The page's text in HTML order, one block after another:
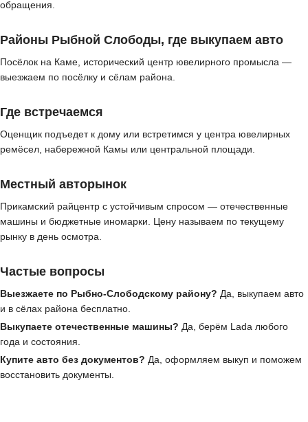
обращения.
Районы Рыбной Слободы, где выкупаем авто
Посёлок на Каме, исторический центр ювелирного промысла —
выезжаем по посёлку и сёлам района.
Где встречаемся
Оценщик подъедет к дому или встретимся у центра ювелирных
ремёсел, набережной Камы или центральной площади.
Местный авторынок
Прикамский райцентр с устойчивым спросом — отечественные
машины и бюджетные иномарки. Цену называем по текущему
рынку в день осмотра.
Частые вопросы
Выезжаете по Рыбно-Слободскому району? Да, выкупаем авто
и в сёлах района бесплатно.
Выкупаете отечественные машины? Да, берём Lada любого
года и состояния.
Купите авто без документов? Да, оформляем выкуп и поможем
восстановить документы.